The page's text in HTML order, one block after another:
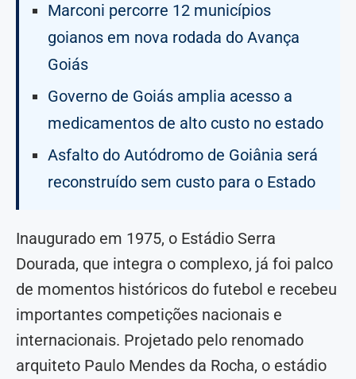
Marconi percorre 12 municípios
goianos em nova rodada do Avança
Goiás
Governo de Goiás amplia acesso a
medicamentos de alto custo no estado
Asfalto do Autódromo de Goiânia será
reconstruído sem custo para o Estado
Inaugurado em 1975, o Estádio Serra
Dourada, que integra o complexo, já foi palco
de momentos históricos do futebol e recebeu
importantes competições nacionais e
internacionais. Projetado pelo renomado
arquiteto Paulo Mendes da Rocha, o estádio